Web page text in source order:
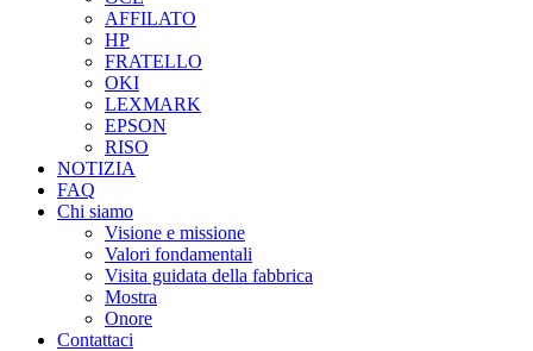
AFFILATO
HP
FRATELLO
OKI
LEXMARK
EPSON
RISO
NOTIZIA
FAQ
Chi siamo
Visione e missione
Valori fondamentali
Visita guidata della fabbrica
Mostra
Onore
Contattaci